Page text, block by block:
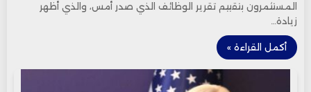
المستثمرون بتقييم تقرير الوظائف الذي صدر أمس، والذي أظهر
زيادة…
أكمل القراءة »